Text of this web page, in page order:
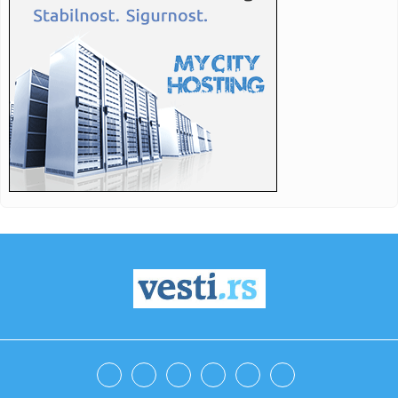
22:50:
22:49:Od 50 do više od 10.000 evra mesečno: Evo koliko zarađuju
infl...
22:45:Prazne tribine, ali puna mreža Zemunaca: Pogledajte
hajlajtse po...
22:43:Protestna izložba ispred Jovine gimnazije: "Ne možete nas
nater...
Gabrijel Rajković (15) ispisao istoriju norveškog fudbala
Suša uzima ogroman danak u Srbiji: Prinos kukuruza pada i